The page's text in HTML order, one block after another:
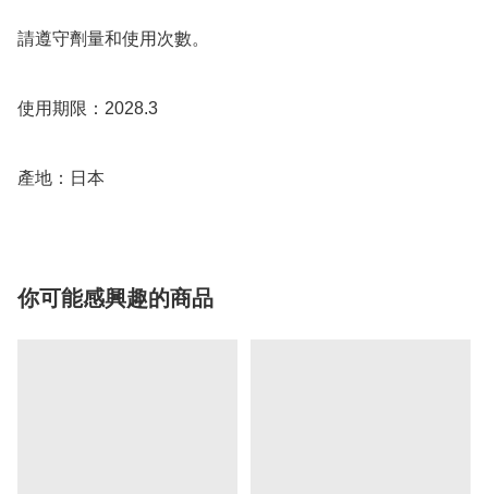
請遵守劑量和使用次數。
使用期限：2028.3
你可能感興趣的商品